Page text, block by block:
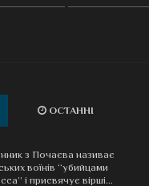
ОСТАННІ
з Почаєва називає
воїнів “убийцами
і присвячує вірші...